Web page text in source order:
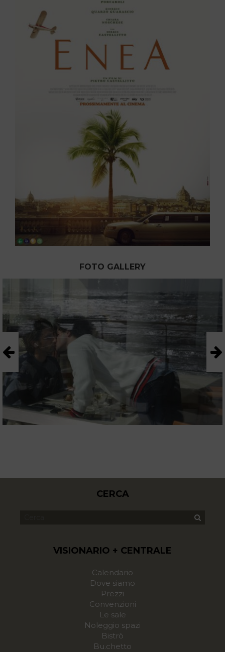
FOTO GALLERY
CERCA
VISIONARIO + CENTRALE
Calendario
Dove siamo
Prezzi
Convenzioni
Le sale
Noleggio spazi
Bistrò
Bu.chetto